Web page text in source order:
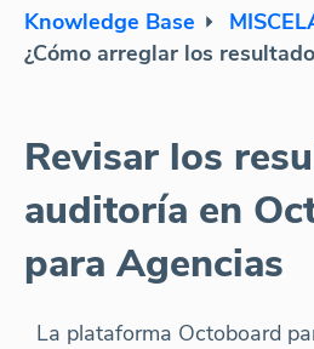
Knowledge Base
Revisar los
auditoría en
para Agencias
La plataforma Octoboard